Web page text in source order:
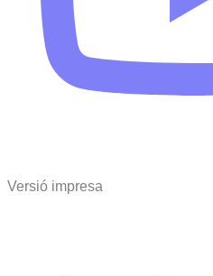
Versió impresa